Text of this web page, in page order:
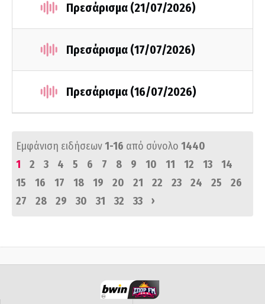
Πρεσάρισμα (21/07/2026)
Πρεσάρισμα (17/07/2026)
Πρεσάρισμα (16/07/2026)
Εμφάνιση ειδήσεων1-16 από σύνολο 1440
1
2 3 4 5 6 7 8 9 10 11 12 13
14
15
16 17 18 19 20 21 22 23 24 25
26
27
28 29 30 31 32 33 ›